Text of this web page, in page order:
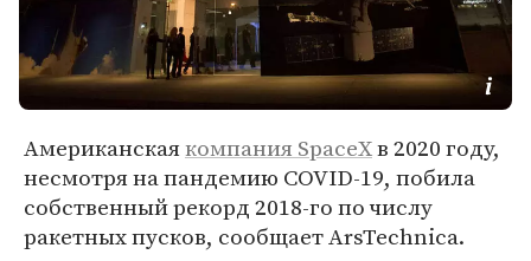
Американскаякомпания SpaceXв 2020 году,
несмотря на пандемию COVID-19, побила
собственный рекорд 2018-го по числу
ракетных пусков, сообщает ArsTechnica.